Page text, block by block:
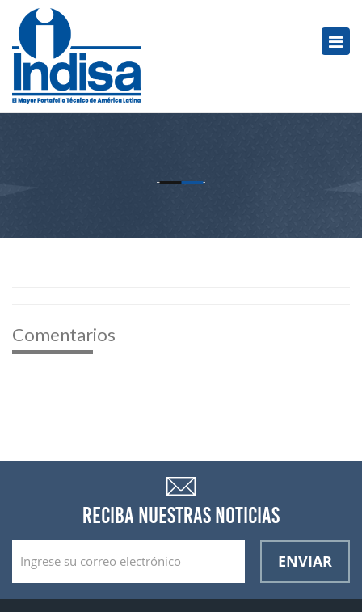
Comentarios
RECIBA NUESTRAS NOTICIAS
ENVIAR